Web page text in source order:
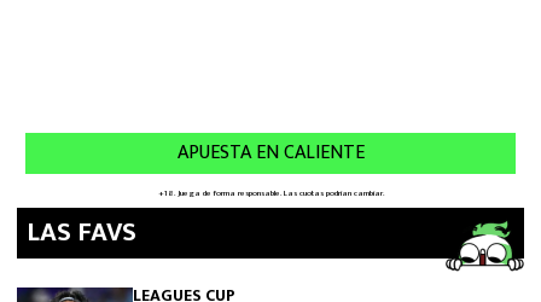
LAS FAVS
LEAGUES CUP